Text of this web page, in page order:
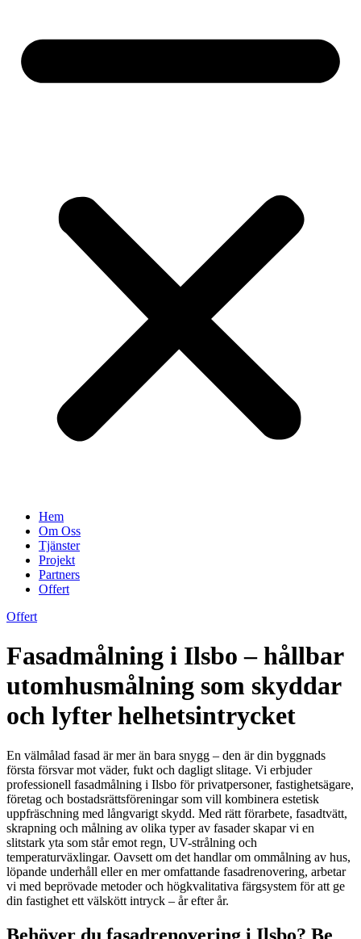
Hem
Om Oss
Tjänster
Projekt
Partners
Offert
Offert
Fasadmålning i Ilsbo – hållbar
utomhusmålning som skyddar
och lyfter helhetsintrycket
En välmålad fasad är mer än bara snygg – den är din byggnads
första försvar mot väder, fukt och dagligt slitage. Vi erbjuder
professionell fasadmålning i Ilsbo för privatpersoner, fastighetsägare,
företag och bostadsrättsföreningar som vill kombinera estetisk
uppfräschning med långvarigt skydd. Med rätt förarbete, fasadtvätt,
skrapning och målning av olika typer av fasader skapar vi en
slitstark yta som står emot regn, UV-strålning och
temperaturväxlingar. Oavsett om det handlar om ommålning av hus,
löpande underhåll eller en mer omfattande fasadrenovering, arbetar
vi med beprövade metoder och högkvalitativa färgsystem för att ge
din fastighet ett välskött intryck – år efter år.
Behöver du fasadrenovering i Ilsbo? Be